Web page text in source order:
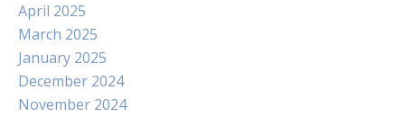
April 2025
March 2025
January 2025
December 2024
November 2024